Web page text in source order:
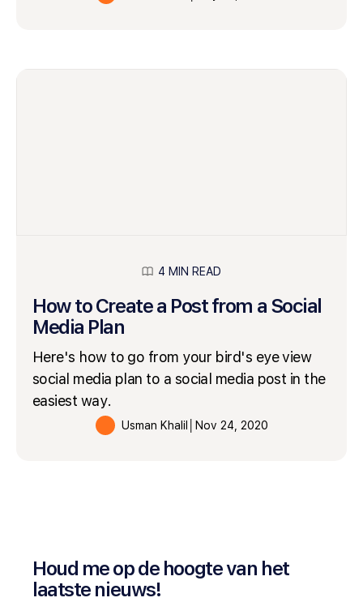
4 MIN READ
How to Create a Post from a Social
Media Plan
Here's how to go from your bird's eye view
social media plan to a social media post in the
easiest way.
Usman Khalil Nov 24, 2020
Houd me op de hoogte van het
laatste nieuws!